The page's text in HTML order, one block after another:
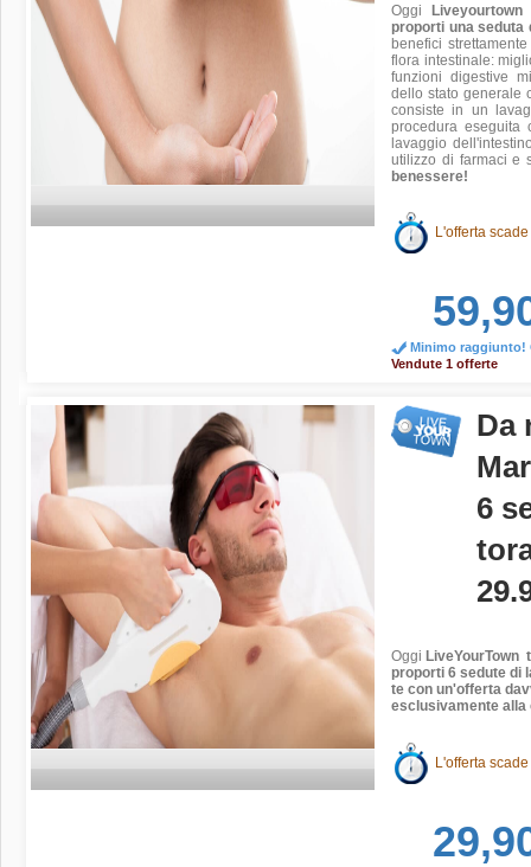
Oggi
proporti una
benefici
flora intestinale:
funzioni digestive
dello stato generale
consiste in un
procedura eseguita
lavaggio
utilizzo di farmaci e
benessere!
L'offerta
Minimo raggiunto!
Vendute 1 offerte
Da
6
Oggi LiveYourTown
proporti 6 sedute di
te con un'offerta
esclusivamente
L'offerta